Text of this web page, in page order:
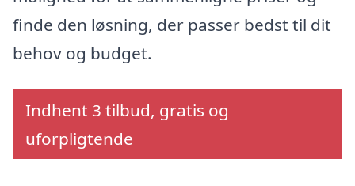
finde den løsning, der passer bedst til dit
behov og budget.
Indhent 3 tilbud, gratis og
uforpligtende